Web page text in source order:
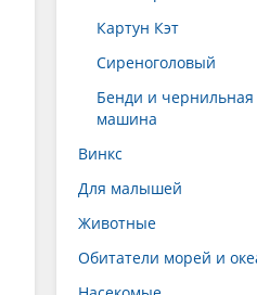
Картун Кэт
Сиреноголовый
Бенди и чернильная
машина
Винкс
Для малышей
Животные
Обитатели морей и